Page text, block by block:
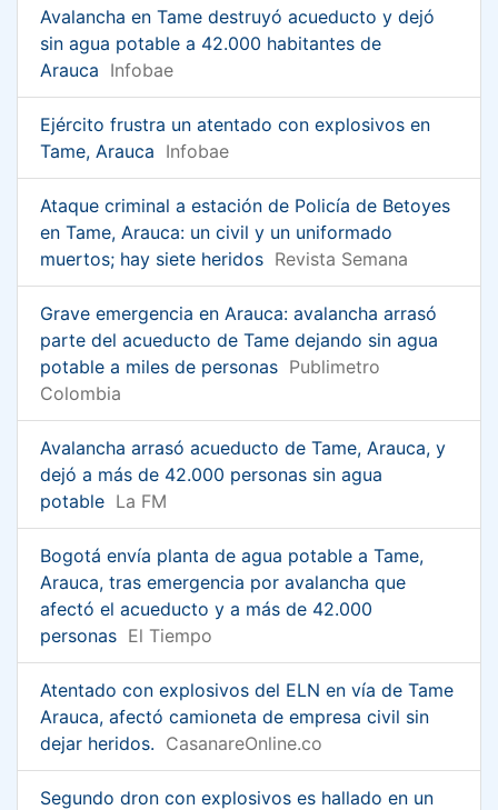
Avalancha en Tame destruyó acueducto y dejó
sin agua potable a 42.000 habitantes de
Arauca Infobae
Ejército frustra un atentado con explosivos en
Tame, Arauca Infobae
Ataque criminal a estación de Policía de Betoyes
en Tame, Arauca: un civil y un uniformado
muertos; hay siete heridos Revista Semana
Grave emergencia en Arauca: avalancha arrasó
parte del acueducto de Tame dejando sin agua
potable a miles de personas Publimetro
Colombia
Avalancha arrasó acueducto de Tame, Arauca, y
dejó a más de 42.000 personas sin agua
potable La FM
Bogotá envía planta de agua potable a Tame,
Arauca, tras emergencia por avalancha que
afectó el acueducto y a más de 42.000
personas El Tiempo
Atentado con explosivos del ELN en vía de Tame
Arauca, afectó camioneta de empresa civil sin
dejar heridos. CasanareOnline.co
Segundo dron con explosivos es hallado en un